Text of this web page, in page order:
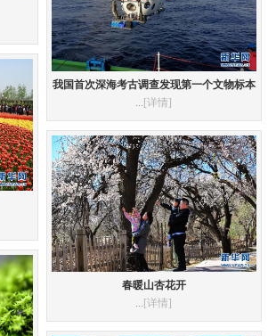
我国首次深海考古调查发现第一个文物标本
... [详情]
春暖山杏花开
... [详情]